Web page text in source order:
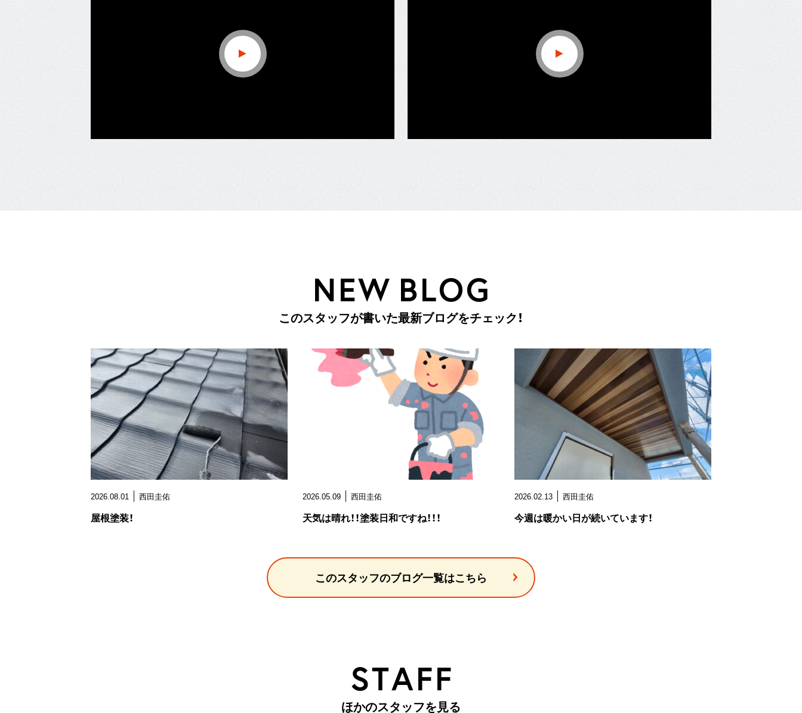
NEW BLOG
このスタッフが書いた最新ブログをチェック！
2026.08.01 西田圭佑
屋根塗装！
2026.05.09 西田圭佑
天気は晴れ！！塗装日和ですね！！！
2026.02.13 西田圭佑
今週は暖かい日が続いています！
このスタッフのブログ一覧はこちら
STAFF
ほかのスタッフを見る